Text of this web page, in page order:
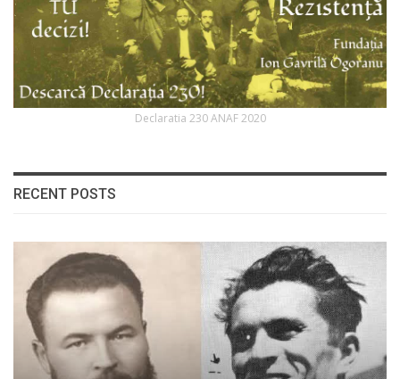
Declaratia 230 ANAF 2020
RECENT POSTS